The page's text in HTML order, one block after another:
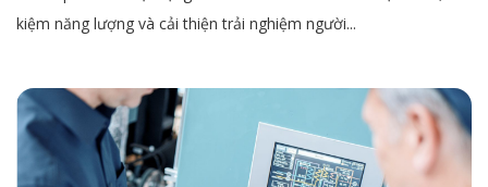
kiệm năng lượng và cải thiện trải nghiệm người...